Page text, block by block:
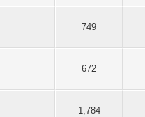
749
672
1,784